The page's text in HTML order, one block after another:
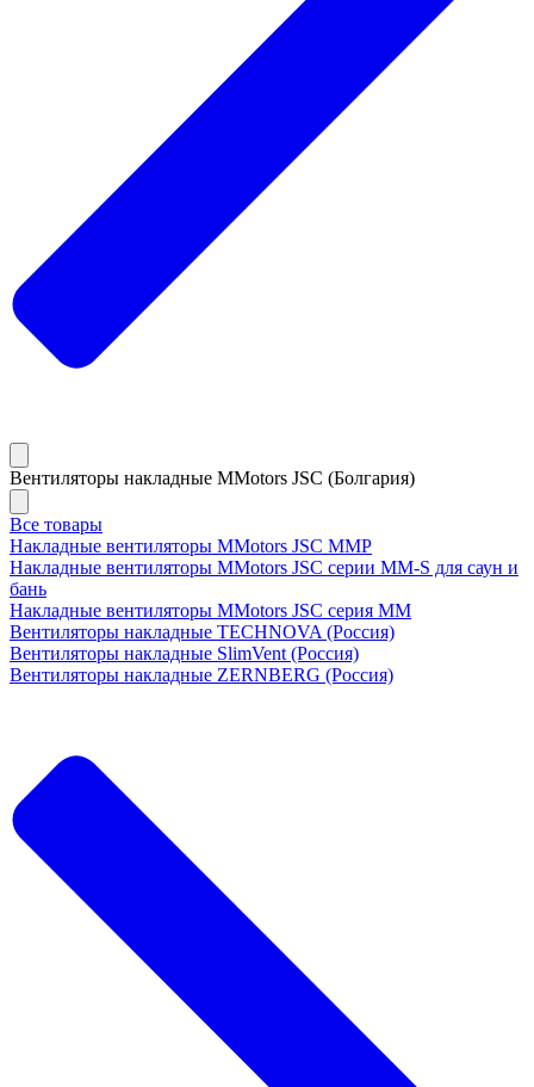
Вентиляторы накладные MMotors JSC (Болгария)
Все товары
Накладные вентиляторы MMotors JSC MMP
Накладные вентиляторы MMotors JSC серии MM-S для саун и
бань
Накладные вентиляторы MMotors JSC серия МM
Вентиляторы накладные TECHNOVA (Россия)
Вентиляторы накладные SlimVent (Россия)
Вентиляторы накладные ZERNBERG (Россия)